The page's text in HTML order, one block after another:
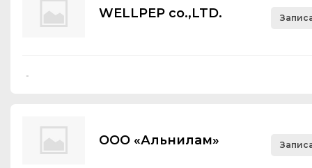
WELLPEP co.,LTD.
-
ООО «Альнилам»